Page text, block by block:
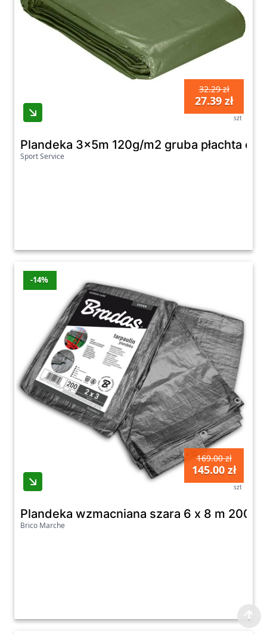
32.29 zł
27.39 zł
szt
Plandeka 3x5m 120g/m2 gruba płachta
Sport Service
-14%
169.00 zł
145.00 zł
szt
Plandeka wzmacniana szara 6 x 8 m 200
Brico Marche